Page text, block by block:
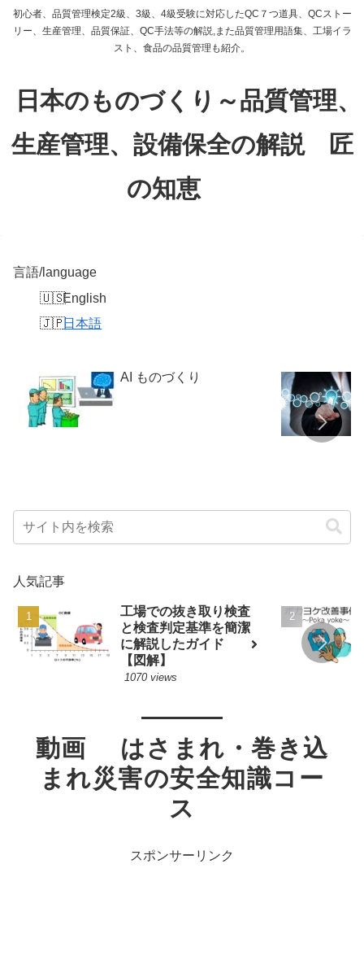
初心者、品質管理検定2級、3級、4級受験に対応したQC７つ道具、QCストー
リー、生産管理、品質保証、QC手法等の解説,また品質管理用語集、工場イラ
スト、食品の品質管理も紹介。
日本のものづくり～品質管理、
生産管理、設備保全の解説 匠
の知恵
言語/language
English
日本語
AI ものづくり
人気記事
工場での抜き取り検査
と検査判定基準を簡潔
に解説したガイド
【図解】
1070 views
動画 はさまれ・巻き込
まれ災害の安全知識コー
ス
スポンサーリンク